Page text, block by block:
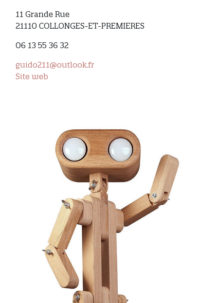
11 Grande Rue
21110 COLLONGES-ET-PREMIERES
06 13 55 36 32
guido211@outlook.fr
Site web